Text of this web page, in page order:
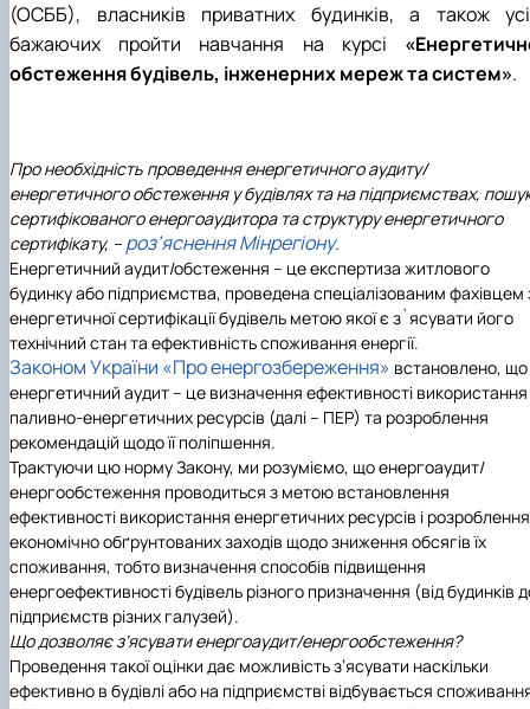
Навчальні та виробничі практики -
"Теплоенергетика"
(ОСББ), власників приватних будинків, а також
бажаючих пройти навчання на курсі
обстеження будівель, інженерних мереж та систем».
Про необхідність проведення енергетичного аудиту/
енергетичного обстеження у будівлях та на підприємствах,
сертифікованого енергоаудитора та структуру енергетичного
сертифікату, – роз’яснення Мінрегіону.
Енергетичний аудит/обстеження – це експертиза житлового
будинку або підприємства, проведена спеціалізованим фахівцем
енергетичної сертифікації будівель метою якої є з`ясувати його
технічний стан та ефективність споживання енергії.
Законом України «Про енергозбереження» встановлено, що
енергетичний аудит – це визначення ефективності використання
паливно-енергетичних ресурсів (далі – ПЕР) та розроблення
рекомендацій щодо її поліпшення.
Трактуючи цю норму Закону, ми розуміємо, що енергоаудит/
енергообстеження проводиться з метою встановлення
ефективності використання енергетичних ресурсів і розроблення
економічно обґрунтованих заходів щодо зниження обсягів їх
споживання, тобто визначення способів підвищення
енергоефективності будівель різного призначення (від будинків
підприємств різних галузей).
Що дозволяє з’ясувати енергоаудит/енергообстеження?
Проведення такої оцінки дає можливість з’ясувати наскільки
ефективно в будівлі або на підприємстві відбувається